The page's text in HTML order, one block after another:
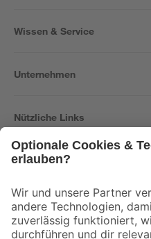
Wissen & Service
Unternehmen
Nützliche Links
Der toom Newsletter: Keine
Zur Newsletter Anmeldung